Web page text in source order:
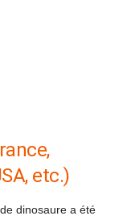
etc.)
de dinosaure a été